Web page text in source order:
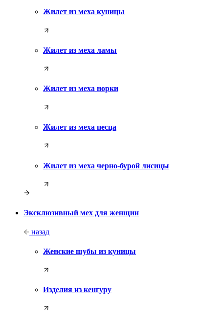
Жилет из меха куницы
Жилет из меха ламы
Жилет из меха норки
Жилет из меха песца
Жилет из меха черно-бурой лисицы
Эксклюзивный мех для женщин
назад
Женские шубы из куницы
Изделия из кенгуру